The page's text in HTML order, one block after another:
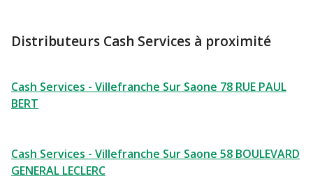
Distributeurs Cash Services à proximité
Cash Services - Villefranche Sur Saone 78 RUE PAUL
BERT
Cash Services - Villefranche Sur Saone 58 BOULEVARD
GENERAL LECLERC